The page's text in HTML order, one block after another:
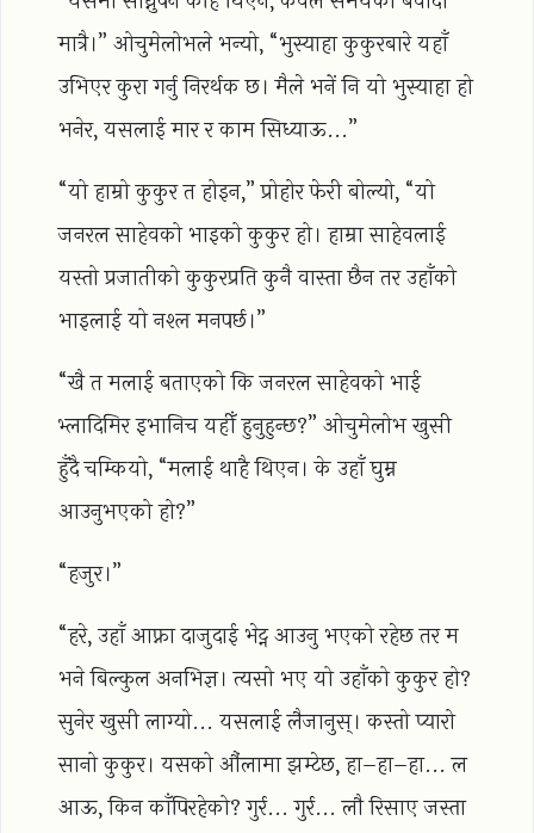
मात्रै।” ओचुमेलोभले भन्यो, “भुस्याहा कुकुरबारे यहाँ
उभिएर कुरा गर्नु निरर्थक छ। मैले भनें नि यो भुस्याहा हो
भनेर, यसलाई मार र काम सिध्याऊ...”
“यो हाम्रो कुकुर त होइन,” प्रोहोर फेरी बोल्यो, “यो
जनरल साहेवको भाइको कुकुर हो। हाम्रा साहेवलाई
यस्तो प्रजातीको कुकुरप्रति कुनै वास्ता छैन तर उहाँको
भाइलाई यो नश्ल मनपर्छ।”
“खै त मलाई बताएको कि जनरल साहेवको भाई
भ्लादिमिर इभानिच यहीँ हुनुहुन्छ?” ओचुमेलोभ खुसी
हुँदै चम्कियो, “मलाई थाहै थिएन। के उहाँ घुम्न
आउनुभएको हो?”
“हजुर।”
“हरे, उहाँ आफ्ना दाजुदाई भेट्न आउनु भएको रहेछ तर म
भने बिल्कुल अनभिज्ञ। त्यसो भए यो उहाँको कुकुर हो?
सुनेर खुसी लाग्यो... यसलाई लैजानुस्। कस्तो प्यारो
सानो कुकुर। यसको औंलामा झम्टेछ, हा–हा–हा... ल
आऊ, किन काँपिरहेको? गुर्र... गुर्र... लौ रिसाए जस्ता